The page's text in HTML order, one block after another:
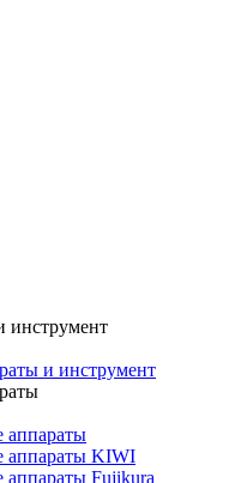
инструмент
и инструмент
аппараты
аппараты KIWI
аппараты Fujikura